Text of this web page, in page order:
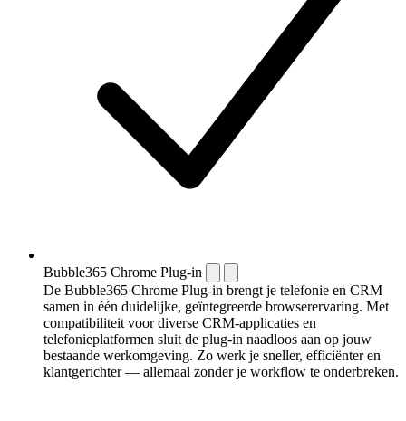
Bubble365 Chrome Plug-in
De Bubble365 Chrome Plug-in brengt je telefonie en CRM
samen in één duidelijke, geïntegreerde browserervaring. Met
compatibiliteit voor diverse CRM-applicaties en
telefonieplatformen sluit de plug-in naadloos aan op jouw
bestaande werkomgeving. Zo werk je sneller, efficiënter en
klantgerichter — allemaal zonder je workflow te onderbreken.